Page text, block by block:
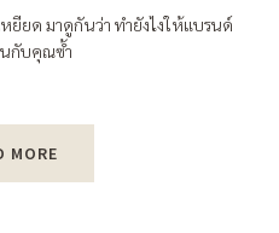
ยียด มาดูกันว่า ทำยังไงให้แบรนด์
กับคุณซ้ำ
MORE